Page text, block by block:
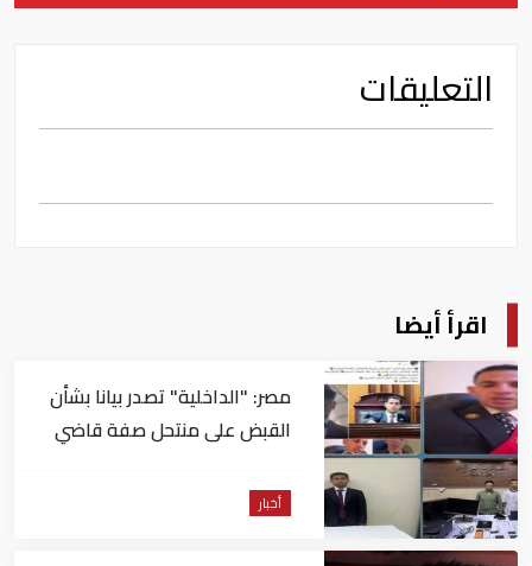
التعليقات
اقرأ أيضا
مصر: "الداخلية" تصدر بيانا بشأن
القبض على منتحل صفة قاضي
أخبار